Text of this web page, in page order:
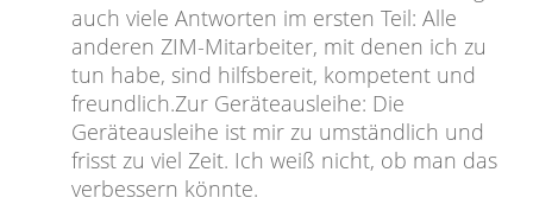
auch viele Antworten im ersten Teil: Alle
anderen ZIM-Mitarbeiter, mit denen ich zu
tun habe, sind hilfsbereit, kompetent und
freundlich.Zur Geräteausleihe: Die
Geräteausleihe ist mir zu umständlich und
frisst zu viel Zeit. Ich weiß nicht, ob man das
verbessern könnte.